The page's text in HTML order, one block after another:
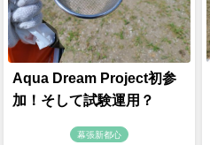
Aqua Dream Project初参
加！そして試験運用？
幕張新都心